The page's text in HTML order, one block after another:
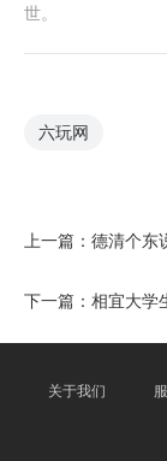
世。
六玩网
上一篇： 德清个东
下一篇： 相宜大学
关于我们